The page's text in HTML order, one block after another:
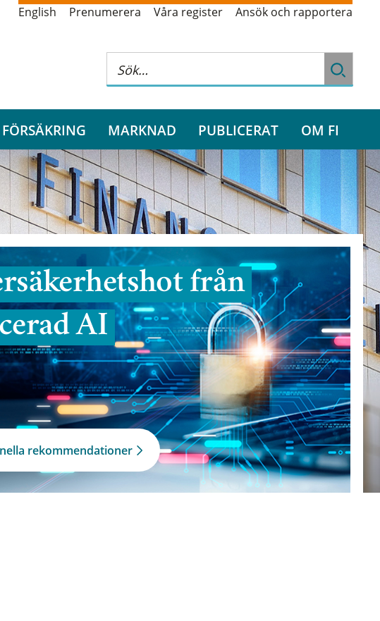
English Prenumerera Våra register Ansök och rapportera
FÖRSÄKRING MARKNAD PUBLICERAT OM FI
från
AI
rekommendationer